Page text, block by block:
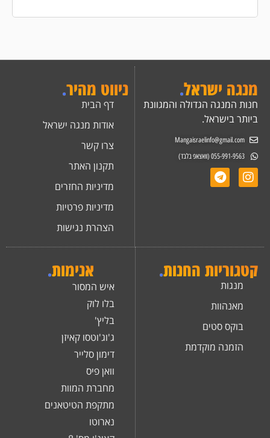
מנגה ישראל.
חנות המנגה הגדולה והמגוונת
ביותר בישראל.
Mangaisraelinfo@gmail.com
055-991-9563 (וואצאפ בלבד)
ניווט מהיר.
דף הבית
אודות מנגה ישראל
צרו קשר
תקנון האתר
מדיניות החזרים
מדיניות פרטיות
הצהרת נגישות
קטגוריות החנות.
מנגות
מאנהוות
בוקס סטים
הזמנה מוקדמת
אנימות.
איש המסור
בלו לוק
בליץ'
ג'וג'וטסו קאיזן
דימון סלייר
וואן פיס
מחברת המוות
מתקפת הטיטאנים
נארוטו